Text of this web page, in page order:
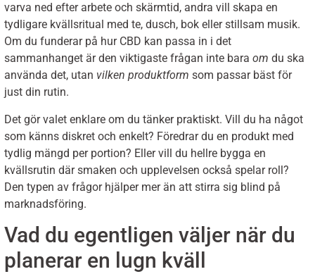
varva ned efter arbete och skärmtid, andra vill skapa en
tydligare kvällsritual med te, dusch, bok eller stillsam musik.
Om du funderar på hur CBD kan passa in i det
sammanhanget är den viktigaste frågan inte baraom du ska
använda det, utan vilken produktform som passar bäst för
just din rutin.
Det gör valet enklare om du tänker praktiskt. Vill du ha något
som känns diskret och enkelt? Föredrar du en produkt med
tydlig mängd per portion? Eller vill du hellre bygga en
kvällsrutin där smaken och upplevelsen också spelar roll?
Den typen av frågor hjälper mer än att stirra sig blind på
marknadsföring.
Vad du egentligen väljer när du
planerar en lugn kväll